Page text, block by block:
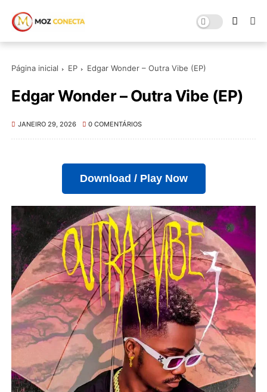
Página inicial EP Edgar Wonder – Outra Vibe (EP)
Edgar Wonder – Outra Vibe (EP)
JANEIRO 29, 2026 0 COMENTÁRIOS
Download / Play Now